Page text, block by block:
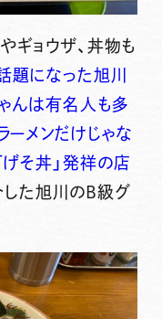
ギョウザ、丼物も
題になった旭川
ゃんは有名人も多
ーメンだけじゃな
げそ丼」発祥の店
した旭川のB級グ